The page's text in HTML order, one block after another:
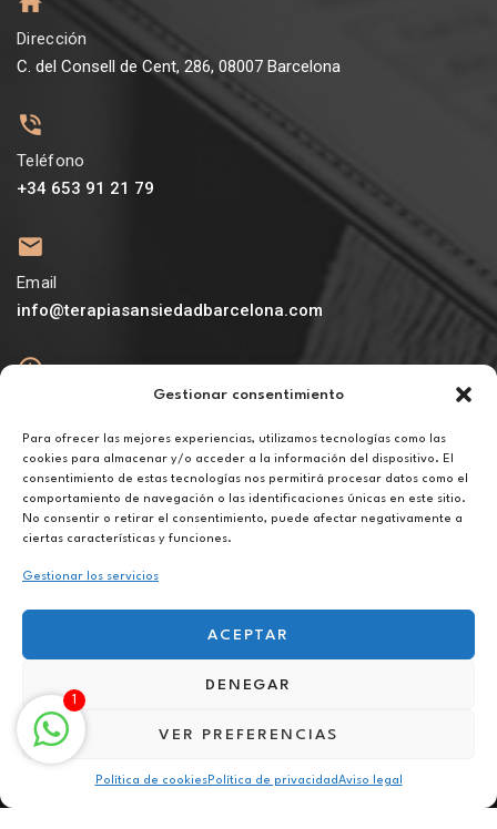
Gestionar consentimiento
Para ofrecer las mejores experiencias, utilizamos tecnologías como las
cookies para almacenar y/o acceder a la información del dispositivo. El
consentimiento de estas tecnologías nos permitirá procesar datos como el
comportamiento de navegación o las identificaciones únicas en este sitio.
No consentir o retirar el consentimiento, puede afectar negativamente a
ciertas características y funciones.
Gestionar los servicios
ACEPTAR
DENEGAR
VER PREFERENCIAS
Política de cookiesPolítica de privacidadAviso legal
Dirección
C. del Consell de Cent, 286, 08007 Barcelona
Teléfono
+34 653 91 21 79
Email
info@terapiasansiedadbarcelona.com
De lunes a viernes de 10h a 20h
Aviso legal
Política de privacidad
Política de cookies
Terapia contra fobias sociales en San Andrés de la Barca
1